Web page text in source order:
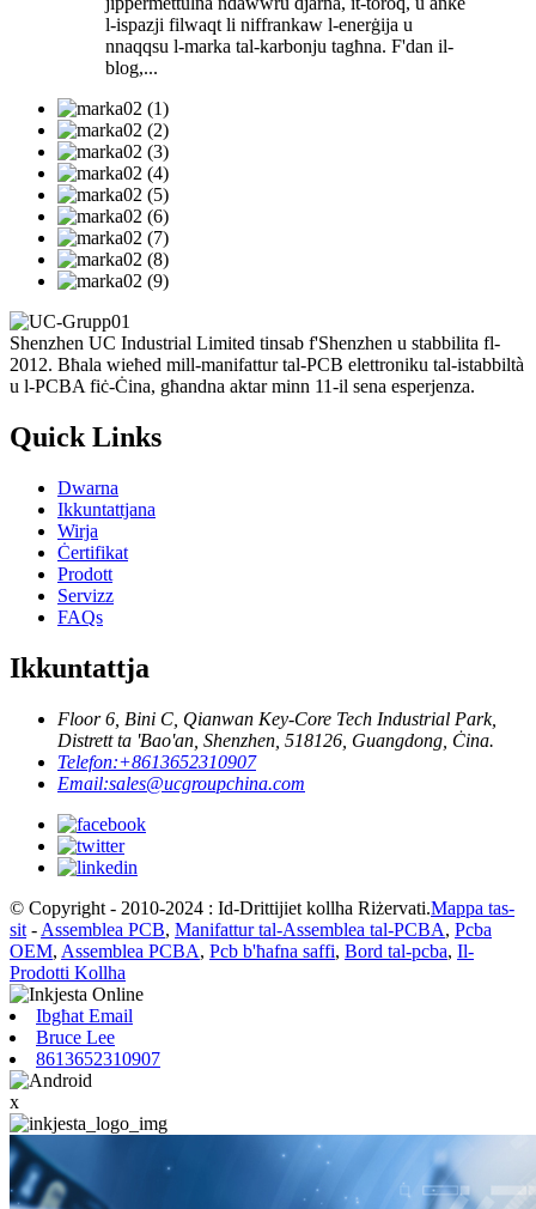
l-ispazji filwaqt li niffrankaw l-enerġija u
nnaqqsu l-marka tal-karbonju tagħna. F'dan il-
blog,...
Shenzhen UC Industrial Limited tinsab f'Shenzhen u stabbilita fl-
2012. Bħala wieħed mill-manifattur tal-PCB elettroniku tal-istabbiltà
u l-PCBA fiċ-Ċina, għandna aktar minn 11-il sena esperjenza.
Quick Links
Dwarna
Ikkuntattjana
Wirja
Ċertifikat
Prodott
Servizz
FAQs
Ikkuntattja
Floor 6, Bini C, Qianwan Key-Core Tech Industrial Park,
Distrett ta 'Bao'an, Shenzhen, 518126, Guangdong, Ċina.
Telefon:+8613652310907
Email:sales@ucgroupchina.com
© Copyright - 2010-2024 : Id-Drittijiet kollha Riżervati.Mappa tas-
sit - Assemblea PCB, Manifattur tal-Assemblea tal-PCBA, Pcba
OEM, Assemblea PCBA, Pcb b'ħafna saffi, Bord tal-pcba, Il-
Prodotti Kollha
Ibgħat Email
Bruce Lee
8613652310907
x